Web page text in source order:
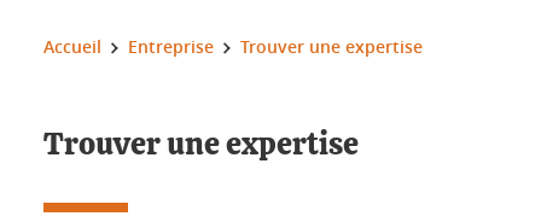
Vous êtes ici :
Accueil Entreprise Trouver une expertise
Trouver une expertise